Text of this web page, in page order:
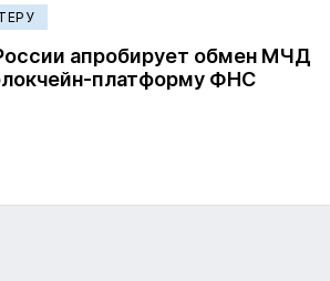
апробирует обмен МЧД
платформу ФНС